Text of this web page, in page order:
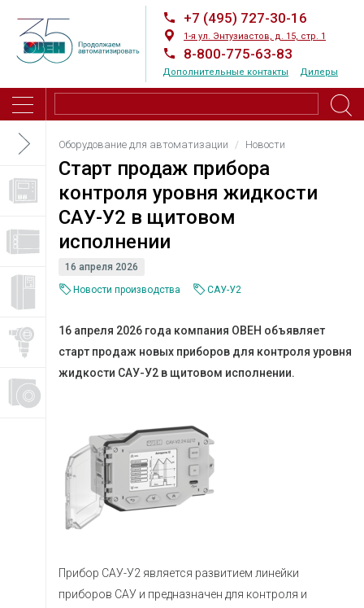
+7 (495) 727-30-16
1-я ул. Энтузиастов, д. 15, стр. 1
8-800-775-63-83
Дополнительные контакты Дилеры
Оборудование для автоматизации Новости
Старт продаж прибора
контроля уровня жидкости
САУ-У2 в щитовом
исполнении
16 апреля 2026
Новости производства
САУ-У2
16 апреля 2026 года компания ОВЕН объявляет
старт продаж новых приборов для контроля уровня
жидкости САУ-У2 в щитовом исполнении.
Прибор САУ-У2 является развитием линейки
приборов САУ и предназначен для контроля и